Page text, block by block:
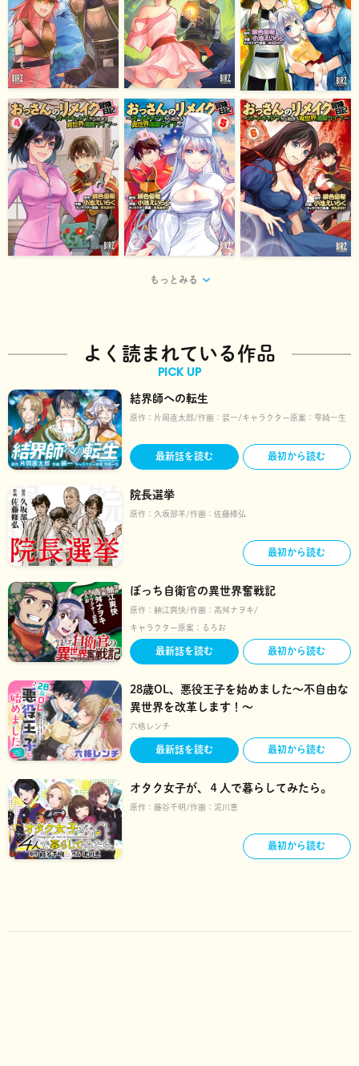
もっとみる
よく読まれている作品
PICK UP
結界師への転生
原作： 片岡直太郎 作画： 装一 キャラクター原案： 雫綺一生
最新話を読む 最初から読む
院長選挙
原作： 久坂部羊 作画： 佐藤修弘
最初から読む
ぼっち自衛官の異世界奮戦記
原作： 舳江爽快 作画： 高舛ナヲキ
キャラクター原案： るろお
最新話を読む 最初から読む
28歳OL、悪役王子を始めました～不自由な
異世界を改革します！～
六格レンチ
最新話を読む 最初から読む
オタク女子が、４人で暮らしてみたら。
原作： 藤谷千明 作画： 泥川恵
最初から読む